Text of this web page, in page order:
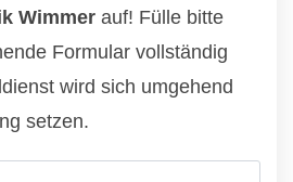
Wimmer auf! Fülle bitte
Formular vollständig
wird sich umgehend
setzen.